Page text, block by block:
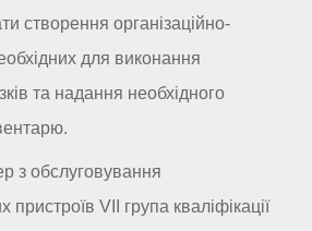
створення організаційно-
для виконання
та надання необхідного
з обслуговування
VII група кваліфікації